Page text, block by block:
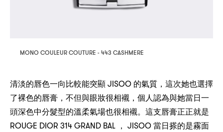
MONO COULEUR COUTURE - 443 CASHMERE
清淡的唇色一向比較能突顯 JISOO 的氣質 ， 這次她也選擇
了裸色的唇膏 ， 不但與眼妝很相襯 ， 個人認為與她當日一
頭深色中分髮型的溫柔氣場也很相襯。這支唇膏正正就是
ROUGE DIOR 314 GRAND BAL ， JISOO 當日搽的是霧面